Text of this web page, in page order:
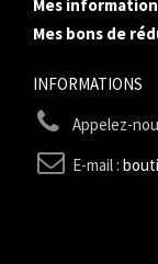
Mes
Mes bons de
INFORMATIONS
Appelez-
E-mail :